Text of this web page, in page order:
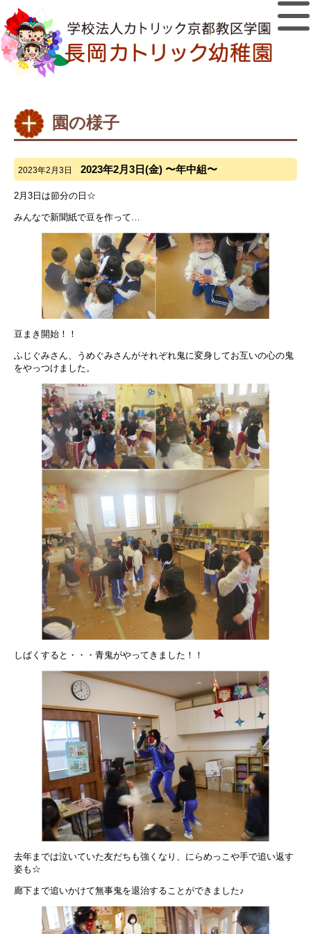
園の様子
2023年2月3日 2023年2月3日(金) 〜年中組〜
2月3日は節分の日☆
みんなで新聞紙で豆を作って…
豆まき開始！！
ふじぐみさん、うめぐみさんがそれぞれ鬼に変身してお互いの心の鬼
をやっつけました。
しばくすると・・・青鬼がやってきました！！
去年までは泣いていた友だちも強くなり、にらめっこや手で追い返す
姿も☆
廊下まで追いかけて無事鬼を退治することができました♪